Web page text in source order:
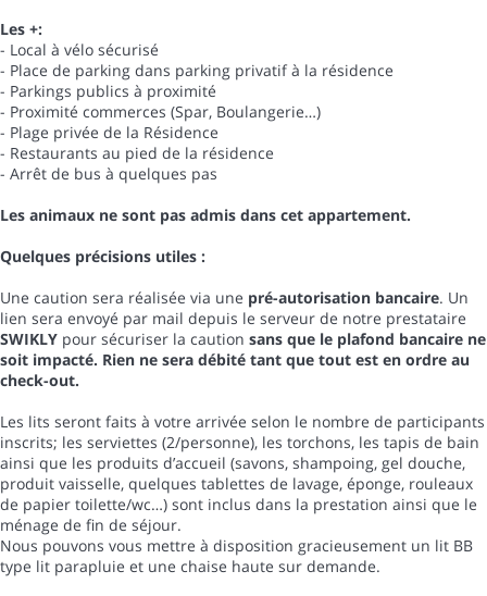
Les +:
- Local à vélo sécurisé
- Place de parking dans parking privatif à la résidence
- Parkings publics à proximité
- Proximité commerces (Spar, Boulangerie…)
- Plage privée de la Résidence
- Restaurants au pied de la résidence
- Arrêt de bus à quelques pas
Les animaux ne sont pas admis dans cet appartement.
Quelques précisions utiles :
Une caution sera réalisée via une pré-autorisation bancaire. Un
lien sera envoyé par mail depuis le serveur de notre prestataire
SWIKLY pour sécuriser la caution sans que le plafond bancaire ne
soit impacté. Rien ne sera débité tant que tout est en ordre au
check-out.
Les lits seront faits à votre arrivée selon le nombre de participants
inscrits; les serviettes (2/personne), les torchons, les tapis de bain
ainsi que les produits d’accueil (savons, shampoing, gel douche,
produit vaisselle, quelques tablettes de lavage, éponge, rouleaux
de papier toilette/wc…) sont inclus dans la prestation ainsi que le
ménage de fin de séjour.
Nous pouvons vous mettre à disposition gracieusement un lit BB
type lit parapluie et une chaise haute sur demande.